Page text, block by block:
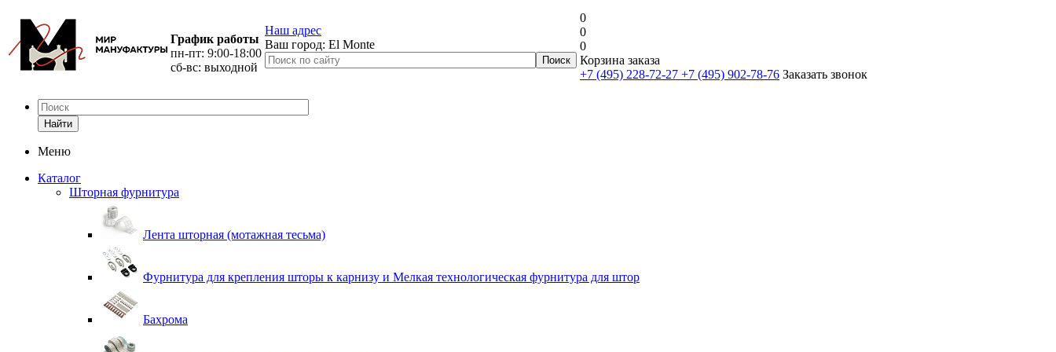
График работы
пн-пт: 9:00-18:00
сб-вс: выходной
Наш адрес
Ваш город: El Monte
0
0
0
Корзина заказа
+7 (495) 228-72-27 +7 (495) 902-78-76 Заказать звонок
Найти
Меню
Каталог
Шторная фурнитура
Лента шторная (мотажная тесьма)
Фурнитура для крепления шторы к карнизу и Мелкая технологическая фурнитура для штор
Бахрома